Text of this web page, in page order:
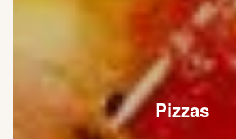
Pizzas